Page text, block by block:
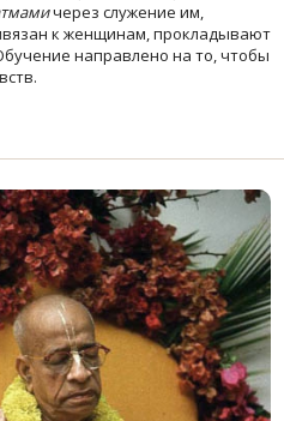
через служение им,
к женщинам, прокладывают
направлено на то, чтобы